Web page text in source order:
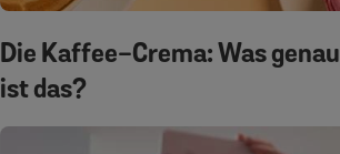
Die Kaffee-Crema: Was genau
ist das?